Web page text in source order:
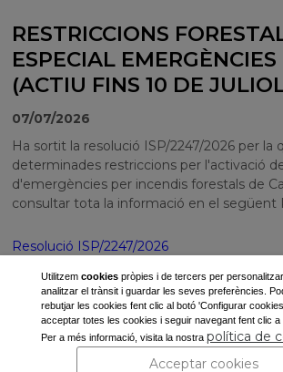
RESTRICCIONS
ESPECIAL
(ACTIU FINS 10 DE
07/07/2026
Ha sortit la resolució ISP/2247/2026 per la
determinades restriccions per l'activació
d'emergències per incendis forestals de
consultar tota la informació en el següent
Resolució ISP/2247/2026
Ajuntament de Corbins
Pl. de la Vila, s/n
Utilitzem cookiespròpies i de tercers per personalitzar
analitzar el trànsit i guardar les seves preferències.
rebutjar les cookies fent clic al botó 'Configurar
acceptar totes les cookies i seguir navegant fent clic a
Per a més informació, visita la nostra política de
Acceptar cookies